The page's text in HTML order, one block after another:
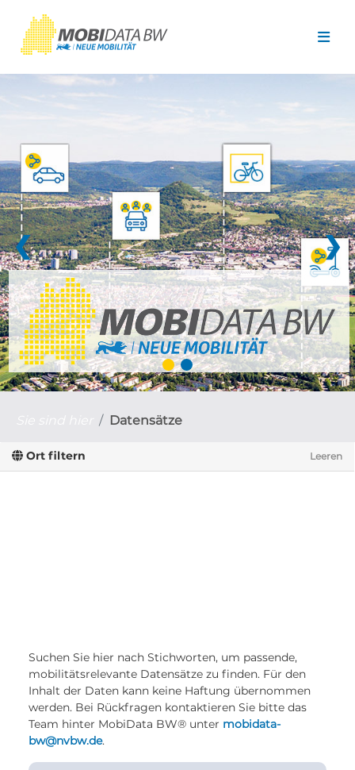
❮ ❯
Datensätze
Ort filtern Leeren
Suchen Sie hier nach Stichworten, um passende,
mobilitätsrelevante Datensätze zu finden. Für den
Inhalt der Daten kann keine Haftung übernommen
werden. Bei Rückfragen kontaktieren Sie bitte das
Team hinter MobiData BW® unter mobidata-
bw@nvbw.de.